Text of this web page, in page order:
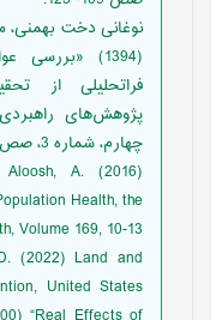
نوغانی دخت بهمنی،
(1394) «بررسی
فراتحلیلی از
پژوهش‌های
چهارم، شماره 3، صص 85- 102.
A. (2016)
Health, the
Volume 169, 10-13.
(2022) Land and
United States